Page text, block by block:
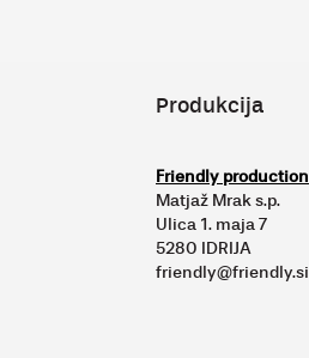
Produkcija
Friendly production
Matjaž Mrak s.p.
Ulica 1. maja 7
5280 IDRIJA
friendly@friendly.si